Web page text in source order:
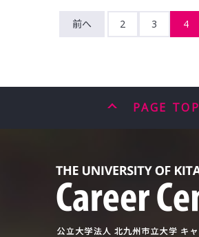
前へ 2 3 4
PAGE TOP